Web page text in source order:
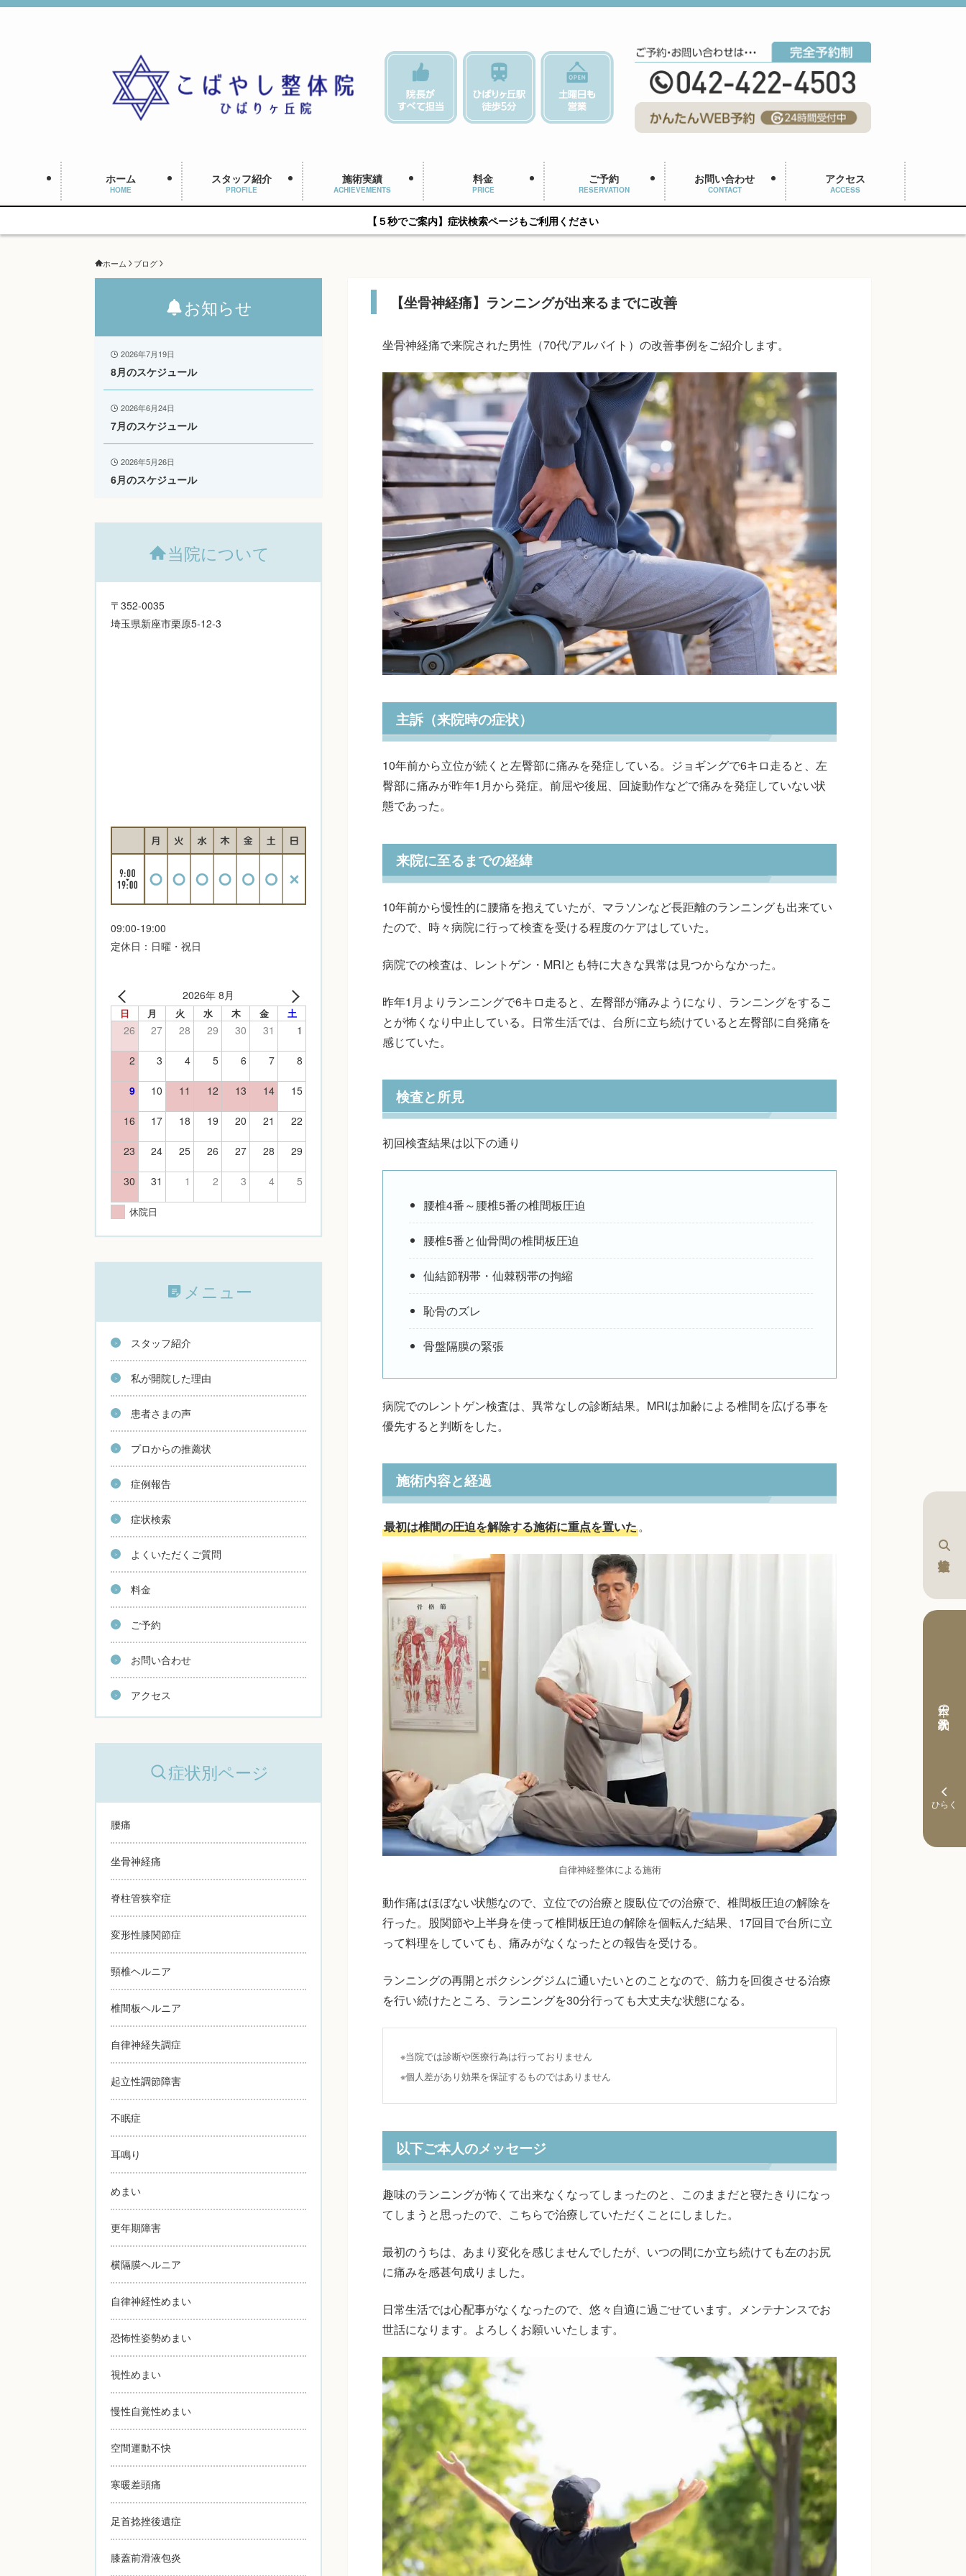
ホーム
HOME
スタッフ紹介
PROFILE
施術実績
ACHIEVEMENTS
料金
PRICE
ご予約
RESERVATION
お問い合わせ
CONTACT
アクセス
ACCESS
【５秒でご案内】症状検索ページもご利用ください
ホーム ブログ
【坐骨神経痛】ランニングが出来るまでに改善
本日の予約状況
坐骨神経痛で来院された男性（70代/アルバイト）の改善事例をご紹介します。
主訴（来院時の症状）
10年前から立位が続くと左臀部に痛みを発症している。ジョギングで6キロ走ると、左
臀部に痛みが昨年1月から発症。前屈や後屈、回旋動作などで痛みを発症していない状
態であった。
来院に至るまでの経緯
10年前から慢性的に腰痛を抱えていたが、マラソンなど長距離のランニングも出来てい
たので、時々病院に行って検査を受ける程度のケアはしていた。
病院での検査は、レントゲン・MRIとも特に大きな異常は見つからなかった。
昨年1月よりランニングで6キロ走ると、左臀部が痛みようになり、ランニングをするこ
とが怖くなり中止している。日常生活では、台所に立ち続けていると左臀部に自発痛を
感じていた。
検査と所見
初回検査結果は以下の通り
腰椎4番～腰椎5番の椎間板圧迫
腰椎5番と仙骨間の椎間板圧迫
仙結節靱帯・仙棘靱帯の拘縮
恥骨のズレ
骨盤隔膜の緊張
病院でのレントゲン検査は、異常なしの診断結果。MRIは加齢による椎間を広げる事を
優先すると判断をした。
施術内容と経過
最初は椎間の圧迫を解除する施術に重点を置いた。
自律神経整体による施術
動作痛はほぼない状態なので、立位での治療と腹臥位での治療で、椎間板圧迫の解除を
行った。股関節や上半身を使って椎間板圧迫の解除を個転んだ結果、17回目で台所に立
って料理をしていても、痛みがなくなったとの報告を受ける。
ランニングの再開とボクシングジムに通いたいとのことなので、筋力を回復させる治療
を行い続けたところ、ランニングを30分行っても大丈夫な状態になる。
※当院では診断や医療行為は行っておりません
※個人差があり効果を保証するものではありません
以下ご本人のメッセージ
趣味のランニングが怖くて出来なくなってしまったのと、このままだと寝たきりになっ
てしまうと思ったので、こちらで治療していただくことにしました。
最初のうちは、あまり変化を感じませんでしたが、いつの間にか立ち続けても左のお尻
に痛みを感甚句成りました。
日常生活では心配事がなくなったので、悠々自適に過ごせています。メンテナンスでお
世話になります。よろしくお願いいたします。
お知らせ
2026年7月19日
8月のスケジュール
2026年6月24日
7月のスケジュール
2026年5月26日
6月のスケジュール
当院について
〒352-0035
埼玉県新座市栗原5-12-3
09:00-19:00
定休日：日曜・祝日
2026年 8月
日 月 火 水 木 金 土
26 27 28 29 30 31 1
2 3 4 5 6 7 8
9 10 11 12 13 14 15
16 17 18 19 20 21 22
23 24 25 26 27 28 29
30 31 1 2 3 4 5
休院日
メニュー
スタッフ紹介
私が開院した理由
患者さまの声
プロからの推薦状
症例報告
症状検索
よくいただくご質問
料金
ご予約
お問い合わせ
アクセス
症状別ページ
腰痛
坐骨神経痛
脊柱管狭窄症
変形性膝関節症
頸椎ヘルニア
椎間板ヘルニア
自律神経失調症
起立性調節障害
不眠症
耳鳴り
めまい
更年期障害
横隔膜ヘルニア
自律神経性めまい
恐怖性姿勢めまい
視性めまい
慢性自覚性めまい
空間運動不快
寒暖差頭痛
足首捻挫後遺症
膝蓋前滑液包炎